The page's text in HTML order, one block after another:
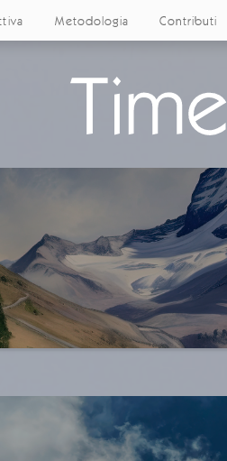
Metodologia Contributi